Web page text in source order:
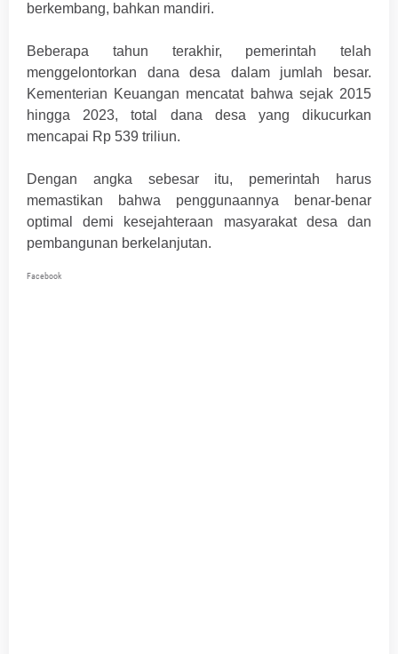
berkembang, bahkan mandiri.
Beberapa tahun terakhir, pemerintah telah
menggelontorkan dana desa dalam jumlah besar.
Kementerian Keuangan mencatat bahwa sejak 2015
hingga 2023, total dana desa yang dikucurkan
mencapai Rp 539 triliun.
Dengan angka sebesar itu, pemerintah harus
memastikan bahwa penggunaannya benar-benar
optimal demi kesejahteraan masyarakat desa dan
pembangunan berkelanjutan.
Facebook